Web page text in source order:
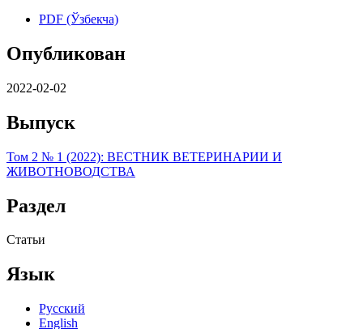
PDF (Ўзбекча)
Опубликован
2022-02-02
Выпуск
Том 2 № 1 (2022): ВЕСТНИК ВЕТЕРИНАРИИ И
ЖИВОТНОВОДСТВА
Раздел
Статьи
Язык
Русский
English